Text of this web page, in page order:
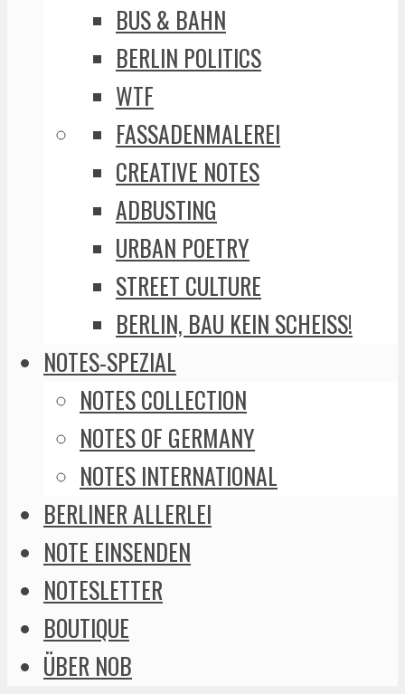
BUS & BAHN
BERLIN POLITICS
WTF
FASSADENMALEREI
CREATIVE NOTES
ADBUSTING
URBAN POETRY
STREET CULTURE
BERLIN, BAU KEIN SCHEISS!
NOTES-SPEZIAL
NOTES COLLECTION
NOTES OF GERMANY
NOTES INTERNATIONAL
BERLINER ALLERLEI
NOTE EINSENDEN
NOTESLETTER
BOUTIQUE
ÜBER NOB